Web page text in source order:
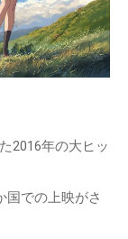
2016年の大ヒッ
国での上映がさ